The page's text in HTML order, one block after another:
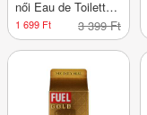
női Eau de Toilette -
50 ml
1 699 Ft 3 399 Ft